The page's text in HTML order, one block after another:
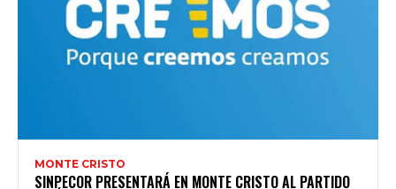
MONTE CRISTO
SINPECOR PRESENTARÁ EN MONTE CRISTO AL PARTIDO